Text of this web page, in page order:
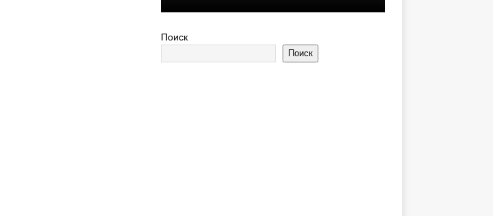
Поиск
Поиск